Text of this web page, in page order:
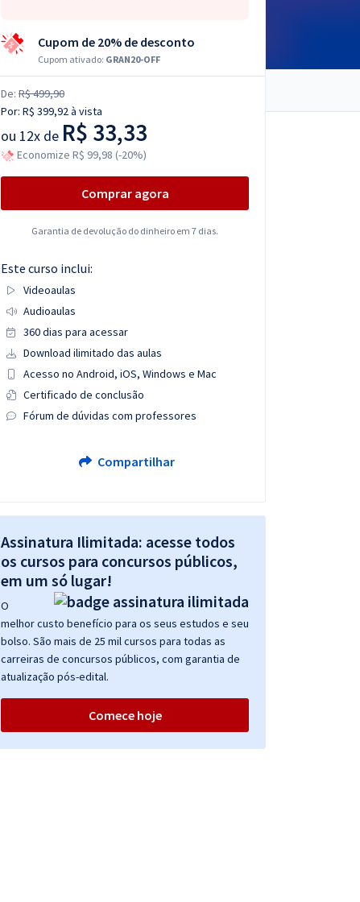
Cupom de 20% de desconto
Cupom ativado: GRAN20-OFF
De: R$ 499,90
Por: R$ 399,92à vista
ou 12x de R$ 33,33
Economize R$ 99,98 (-20%)
Comprar agora
Garantia de devolução do dinheiro em 7 dias.
Este curso inclui:
Videoaulas
Audioaulas
360 dias para acessar
Download ilimitado das aulas
Acesso no Android, iOS, Windows e Mac
Certificado de conclusão
Fórum de dúvidas com professores
Compartilhar
Assinatura Ilimitada: acesse todos
os cursos para concursos públicos,
em um só lugar!
O
melhor custo benefício para os seus estudos e seu
bolso. São mais de 25 mil cursos para todas as
carreiras de concursos públicos, com garantia de
atualização pós-edital.
Comece hoje